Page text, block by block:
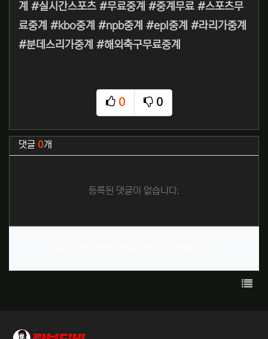
계 #실시간스포츠 #무료중계 #중계무료 #스포츠무
료중계 #kbo중계 #npb중계 #epl중계 #라리가중계
#분데스리가중계 #해외축구무료중계
0
추천
0
비추천
관련자료
댓글 0개
등록된 댓글이 없습니다.
목록